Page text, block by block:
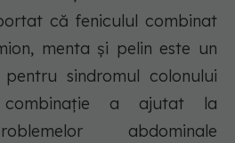
că feniculul combinat
menta și pelin este un
sindromul colonului
combinație a ajutat la
abdominale